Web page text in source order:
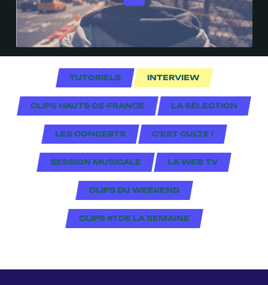
TUTORIELS INTERVIEW
CLIPS HAUTS-DE-FRANCE LA SÉLECTION
LES CONCERTS C'EST CULTE !
SESSION MUSICALE LA WEB TV
CLIPS DU WEEKEND
CLIPS #1 DE LA SEMAINE